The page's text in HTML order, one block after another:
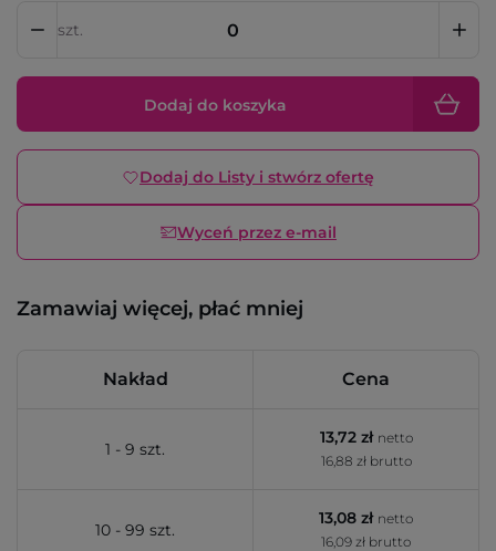
szt.
Dodaj do koszyka
Dodaj do Listy i stwórz ofertę
Wyceń przez e-mail
Zamawiaj więcej, płać mniej
Nakład Cena
1 - 9 szt.
13,72 zł netto
16,88 zł brutto
10 - 99 szt.
13,08 zł netto
16,09 zł brutto